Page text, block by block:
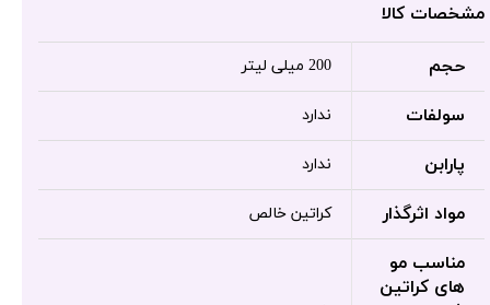
مشخصات کالا
حجم 200 میلی لیتر
سولفات ندارد
پارابن ندارد
مواد اثرگذار کراتین خالص
مناسب مو
های کراتین